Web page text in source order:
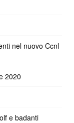
nel nuovo Ccnl
2020
e badanti